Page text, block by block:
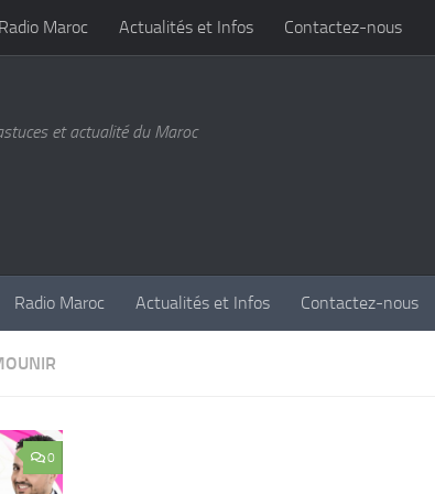
Radio Maroc Actualités et Infos Contactez-nous
et actualité du Maroc
Radio Maroc Actualités et Infos Contactez-nous
0